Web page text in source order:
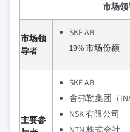
市场领
市场领
导者
SKF AB
19% 市场份额
主要参
SKF AB
舍弗勒集团（
NSK 有限公司
NTN 株式会社